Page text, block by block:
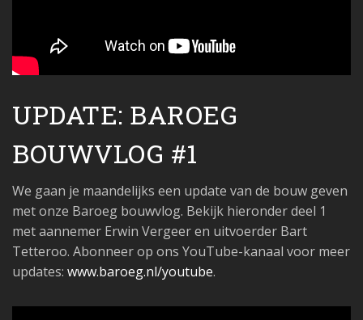
UPDATE: BAROEG
BOUWVLOG #1
We gaan je maandelijks een update van de bouw geven
met onze Baroeg bouwvlog. Bekijk hieronder deel 1
met aannemer Erwin Vergeer en uitvoerder Bart
Tetteroo. Abonneer op ons YouTube-kanaal voor meer
updates: www.baroeg.nl/youtube.